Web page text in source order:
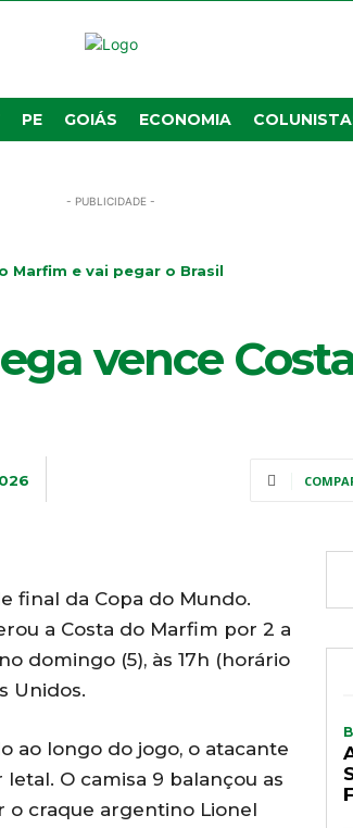
PE GOIÁS ECONOMIA
- PUBLICIDADE -
Marfim e vai pegar o Brasil
vence
final da Copa do Mundo.
a Costa do Marfim por 2 a
domingo (5), às 17h (horário
Unidos.
ao longo do jogo, o atacante
O camisa 9 balançou as
o craque argentino Lionel